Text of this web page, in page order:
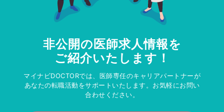
非公開の医師求人情報を
ご紹介いたします！
マイナビDOCTORでは、医師専任のキャリアパートナーが
あなたの転職活動をサポートいたします。お気軽にお問い
合わせください。